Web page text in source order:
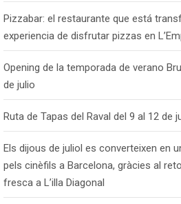
Pizzabar: el restaurante que está
experiencia de disfrutar pizzas en
Opening de la temporada de verano
de julio
Ruta de Tapas del Raval del 9 al 12 de
Els dijous de juliol es converteixen en
pels cinèfils a Barcelona, gràcies al
fresca a L’illa Diagonal